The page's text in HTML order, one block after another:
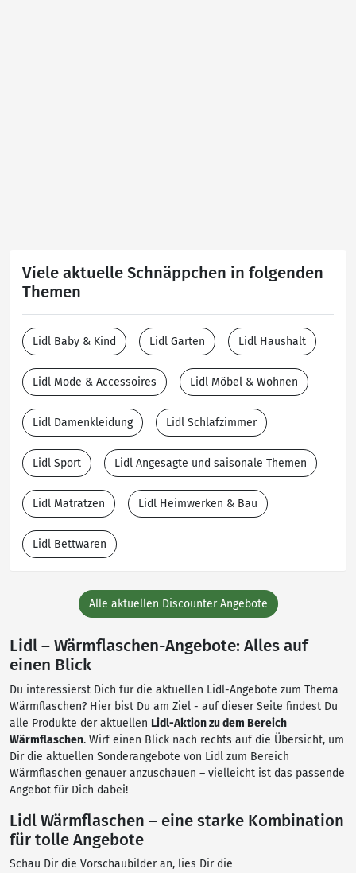
Viele aktuelle Schnäppchen in folgenden
Themen
Lidl Baby & Kind Lidl Garten Lidl Haushalt
Lidl Mode & Accessoires Lidl Möbel & Wohnen
Lidl Damenkleidung Lidl Schlafzimmer
Lidl Sport Lidl Angesagte und saisonale Themen
Lidl Matratzen Lidl Heimwerken & Bau
Lidl Bettwaren
Alle aktuellen Discounter Angebote
Lidl – Wärmflaschen-Angebote: Alles auf
einen Blick
Du interessierst Dich für die aktuellen Lidl-Angebote zum Thema
Wärmflaschen? Hier bist Du am Ziel - auf dieser Seite findest Du
alle Produkte der aktuellen Lidl-Aktion zu dem Bereich
Wärmflaschen. Wirf einen Blick nach rechts auf die Übersicht, um
Dir die aktuellen Sonderangebote von Lidl zum Bereich
Wärmflaschen genauer anzuschauen – vielleicht ist das passende
Angebot für Dich dabei!
Lidl Wärmflaschen – eine starke Kombination
für tolle Angebote
Schau Dir die Vorschaubilder an, lies Dir die